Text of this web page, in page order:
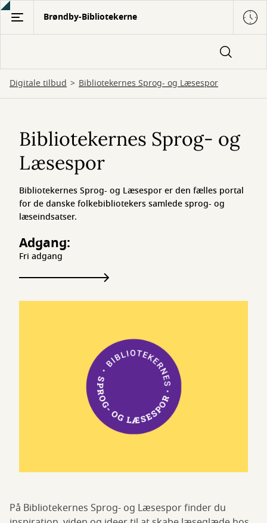
Gå
hovedindhold
Brøndby-Bibliotekerne
Digitale tilbud Bibliotekernes Sprog- og Læsespor
Sprog-
Læsespor
Bibliotekernes Sprog- og
Læsespor
Bibliotekernes Sprog- og Læsespor er den fælles portal
for de danske folkebibliotekers samlede sprog- og
læseindsatser.
Adgang:
Fri adgang
På Bibliotekernes Sprog- og Læsespor finder du